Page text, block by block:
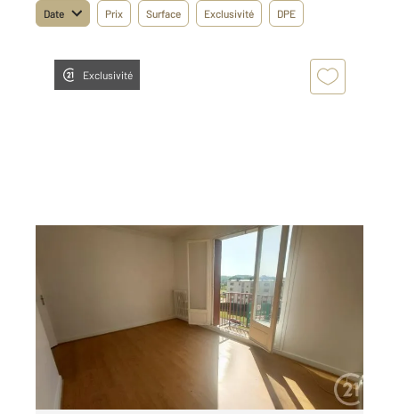
Date Prix Surface Exclusivité DPE
Exclusivité
Appartement F4 à louer
550 €
par mois charges comprises
Visiter le site dédié